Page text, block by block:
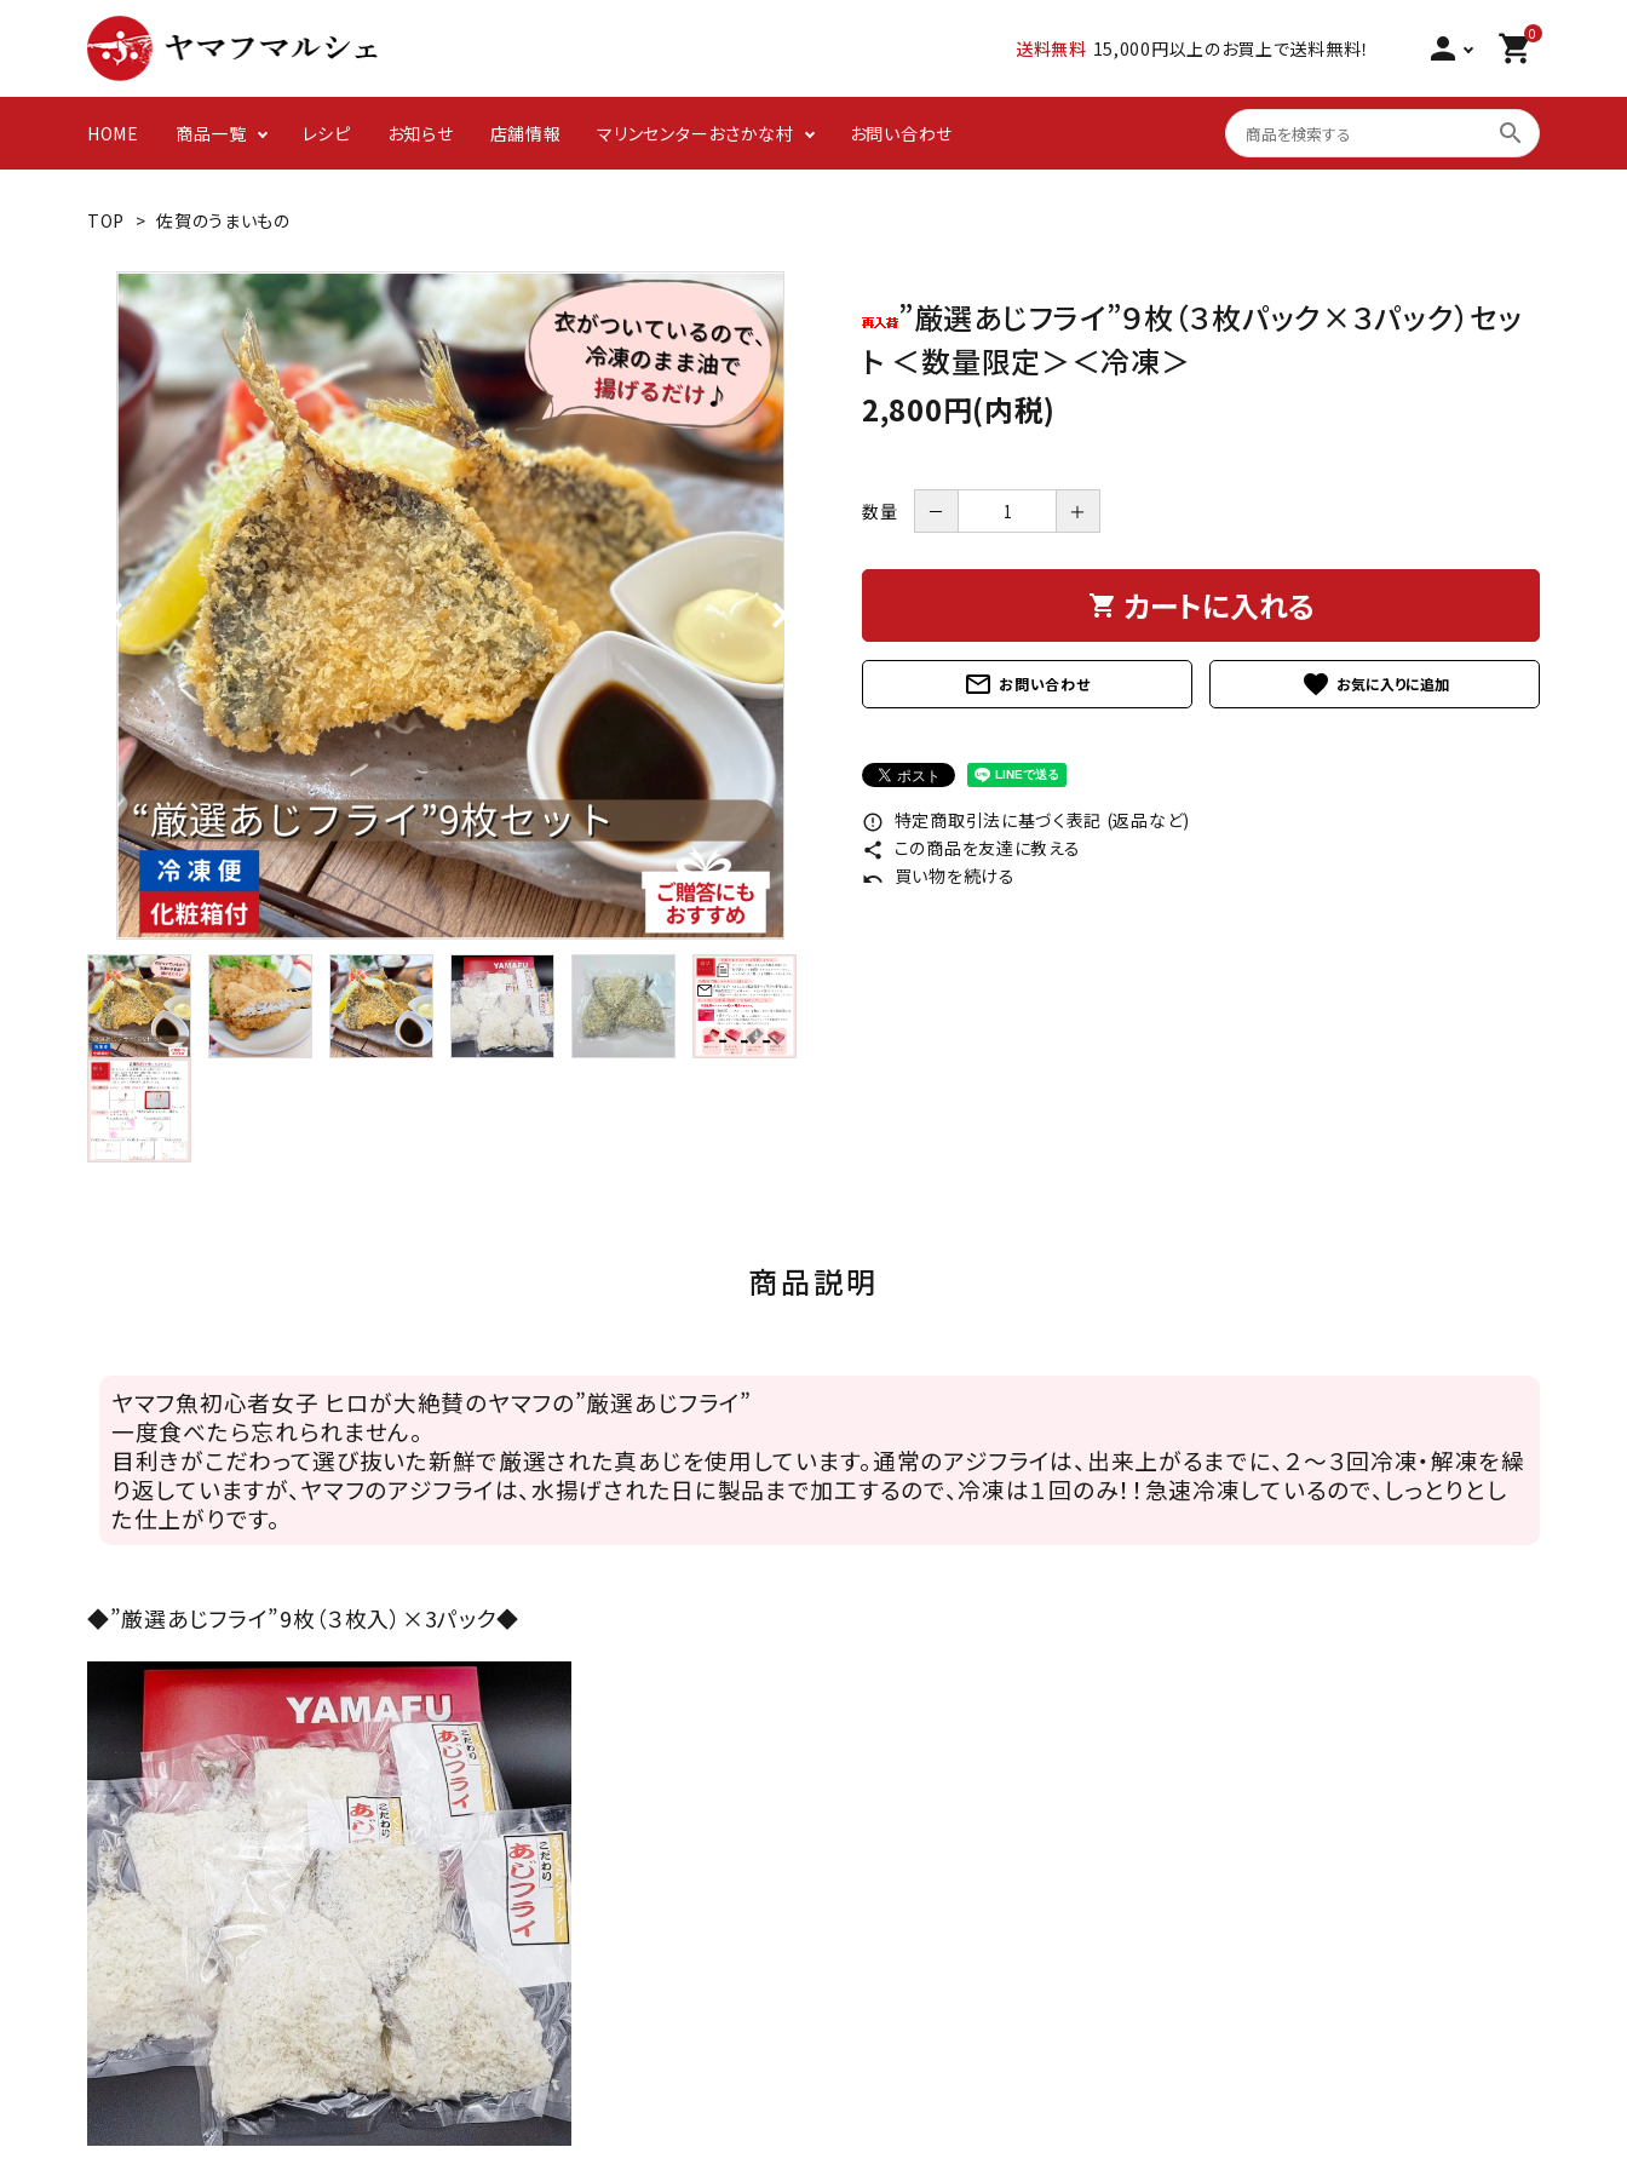
送料無料 15,000円以上のお買上で送料無料！ person 0
shopping_cart
HOME 商品一覧
干物
ヤマフが育む養殖 その他
レシピ お知らせ 店舗情報 マリンセンターおさかな村
イベント
お問い合わせ search
TOP > 佐賀のうまいもの
”厳選あじフライ”９枚（３枚パック×３パック）セッ
ト ＜数量限定＞＜冷凍＞
2,800円(内税)
数量 － ＋
shopping_cart カートに入れる
mail_outline お問い合わせ favorite
error_outline 特定商取引法に基づく表記 (返品など)
share この商品を友達に教える
undo 買い物を続ける
商品説明
ヤマフ魚初心者女子 ヒロが大絶賛のヤマフの”厳選あじフライ”
一度食べたら忘れられません。
目利きがこだわって選び抜いた新鮮で厳選された真あじを使用しています。通常のアジフライは、出来上がるまでに、２～３回冷凍・解凍を繰
り返していますが、ヤマフのアジフライは、水揚げされた日に製品まで加工するので、冷凍は１回のみ！！急速冷凍しているので、しっとりとし
た仕上がりです。
◆”厳選あじフライ”9枚（３枚入）×3パック◆